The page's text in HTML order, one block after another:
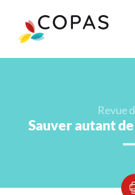
Revue
Sauver autant